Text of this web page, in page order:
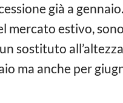
già a
mercato estivo,
sostituto
ma anche per